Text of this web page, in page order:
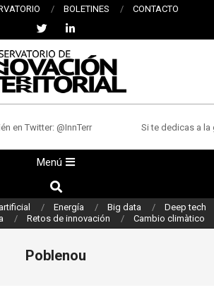
BOLETINES CONTACTO
Twitter: @InnTerr Si te dedicas a la
Menú
Buscar
Energía Big data
Deep tech
Retos de innovación Cambio climàtico
Poblenou